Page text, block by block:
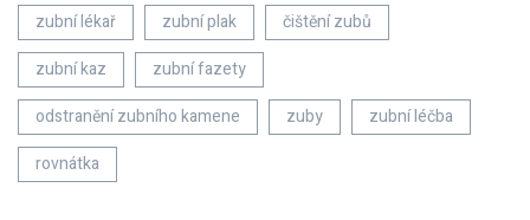
zubní lékař
zubní plak
čištění zubů
zubní kaz
zubní fazety
odstranění zubního kamene
zuby
zubní léčba
rovnátka